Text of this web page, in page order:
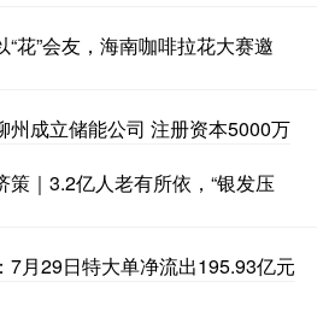
花”会友，海南咖啡拉花大赛邀
州成立储能公司 注册资本5000万
策｜3.2亿人老有所依，“银发压
7月29日特大单净流出195.93亿元